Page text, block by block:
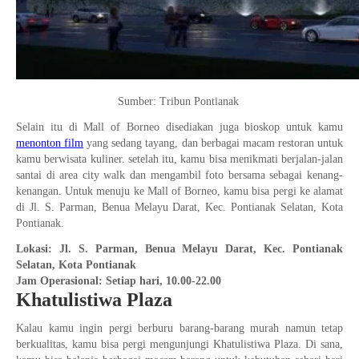
Sumber: Tribun Pontianak
Selain itu di Mall of Borneo disediakan juga bioskop untuk kamu
menonton film yang sedang tayang, dan berbagai macam restoran untuk
kamu berwisata kuliner. setelah itu, kamu bisa menikmati berjalan-jalan
santai di area city walk dan mengambil foto bersama sebagai kenang-
kenangan. Untuk menuju ke Mall of Borneo, kamu bisa pergi ke alamat
di Jl. S. Parman, Benua Melayu Darat, Kec. Pontianak Selatan, Kota
Pontianak.
Lokasi: Jl. S. Parman, Benua Melayu Darat, Kec. Pontianak
Selatan, Kota Pontianak
Jam Operasional: Setiap hari, 10.00-22.00
Khatulistiwa Plaza
Kalau kamu ingin pergi berburu barang-barang murah namun tetap
berkualitas, kamu bisa pergi mengunjungi Khatulistiwa Plaza. Di sana,